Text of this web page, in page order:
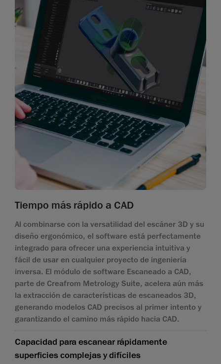
Tiempo más rápido a CAD
Al combinarse con la versatilidad del escáner 3D y su
diseño ergonómico, el software está perfectamente
integrado para ofrecer una experiencia intuitiva y
fácil de usar en cualquier proyecto de ingeniería
inversa. El módulo de software Escaneado a CAD,
parte de Creafrom Metrology Suite, acelera aún más
la extracción de características de escaneados 3D,
generando modelos CAD precisos al primer intento y
garantizando el camino más rápido hacia CAD.
Capacidad para escanear rápidamente
superficies complejas y difíciles